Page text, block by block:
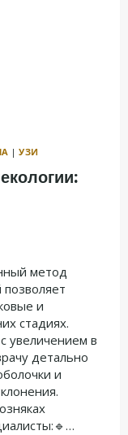
|УЗИ
метод
и
стадиях.
увеличением в
детально
и